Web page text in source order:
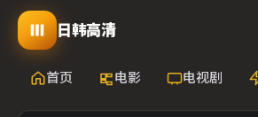
日韩高清
首页 电影 电视剧